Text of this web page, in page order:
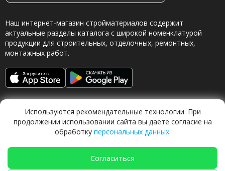
Наш интернет-магазин стройматериалов содержит
актуальные разделы каталога с широкой номенклатурой
продукции для строительных, отделочных, ремонтных,
монтажных работ.
Обращаясь в наш магазин, вы даете согласие на
Используются рекомендательные технологии. При
продолжении использовании сайта вы даете согласие на
обработку персональных данных.
Согласиться